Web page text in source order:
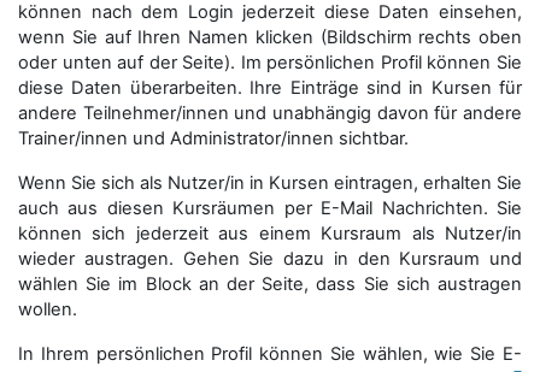
können nach dem Login jederzeit diese Daten einsehen,
wenn Sie auf Ihren Namen klicken (Bildschirm rechts oben
oder unten auf der Seite). Im persönlichen Profil können Sie
diese Daten überarbeiten. Ihre Einträge sind in Kursen für
andere Teilnehmer/innen und unabhängig davon für andere
Trainer/innen und Administrator/innen sichtbar.
Wenn Sie sich als Nutzer/in in Kursen eintragen, erhalten Sie
auch aus diesen Kursräumen per E-Mail Nachrichten. Sie
können sich jederzeit aus einem Kursraum als Nutzer/in
wieder austragen. Gehen Sie dazu in den Kursraum und
wählen Sie im Block an der Seite, dass Sie sich austragen
wollen.
In Ihrem persönlichen Profil können Sie wählen, wie Sie E-